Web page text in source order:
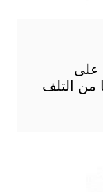
على
من التلف